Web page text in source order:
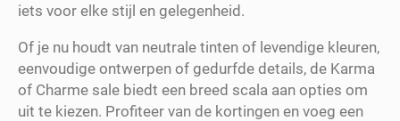
iets voor elke stijl en gelegenheid.
Of je nu houdt van neutrale tinten of levendige kleuren,
eenvoudige ontwerpen of gedurfde details, de Karma
of Charme sale biedt een breed scala aan opties om
uit te kiezen. Profiteer van de kortingen en voeg een